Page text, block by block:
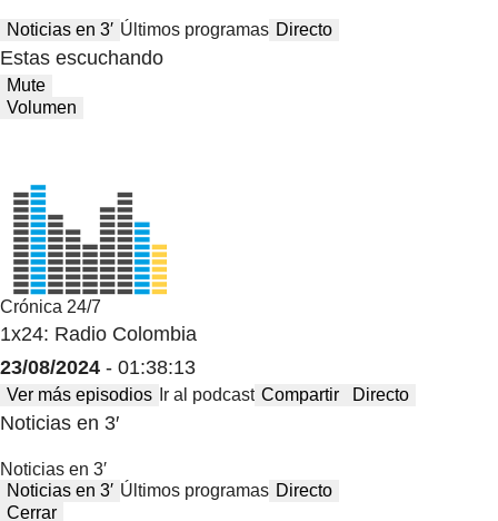
Noticias en 3′ Últimos programas Directo
Estas escuchando
Mute
Volumen
Crónica 24/7
1x24: Radio Colombia
23/08/2024 - 01:38:13
Ver más episodios Ir al podcast Compartir Directo
Noticias en 3′
Noticias en 3′
Noticias en 3′ Últimos programas Directo
Cerrar